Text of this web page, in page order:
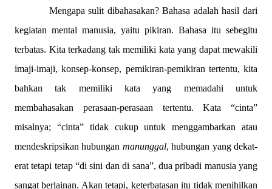
Mengapa sulit dibahasakan? Bahasa adalah hasil dari
kegiatan mental manusia, yaitu pikiran. Bahasa itu sebegitu
terbatas. Kita terkadang tak memiliki kata yang dapat mewakili
imaji-imaji, konsep-konsep, pemikiran-pemikiran tertentu, kita
bahkan tak memiliki kata yang memadahi untuk
membahasakan perasaan-perasaan tertentu. Kata “cinta”
misalnya; “cinta” tidak cukup untuk menggambarkan atau
mendeskripsikan hubungan manunggal, hubungan yang dekat-
erat tetapi tetap “di sini dan di sana”, dua pribadi manusia yang
sangat berlainan. Akan tetapi, keterbatasan itu tidak menihilkan